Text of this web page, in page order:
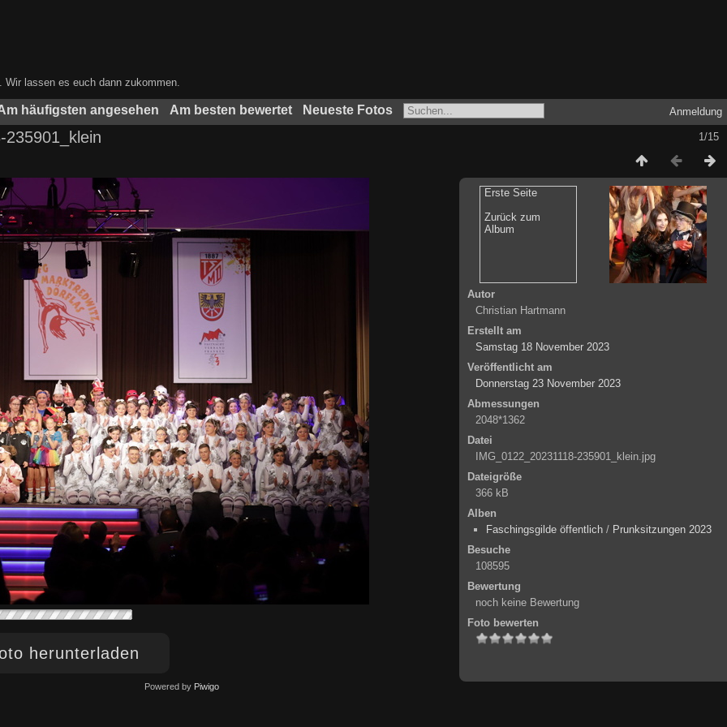
lassen es euch dann zukommen.
häufigsten angesehen Am besten bewertet Neueste Fotos Anmeldung
1/15
235901_klein
herunterladen
Erste Seite
Zurück zum
Album
Autor
Christian Hartmann
Erstellt am
Samstag 18 November 2023
Veröffentlicht am
Donnerstag 23 November 2023
Abmessungen
2048*1362
Datei
IMG_0122_20231118-235901_klein.jpg
Dateigröße
366 kB
Alben
Faschingsgilde öffentlich / Prunksitzungen 2023
Besuche
108595
Bewertung
noch keine Bewertung
Foto bewerten
Powered by Piwigo